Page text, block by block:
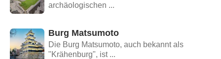
archäologischen ...
Burg Matsumoto
Die Burg Matsumoto, auch bekannt als
"Krähenburg", ist ...